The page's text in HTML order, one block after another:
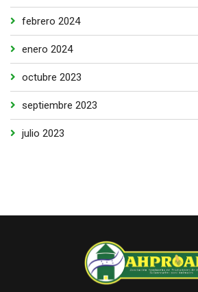
febrero 2024
enero 2024
octubre 2023
septiembre 2023
julio 2023